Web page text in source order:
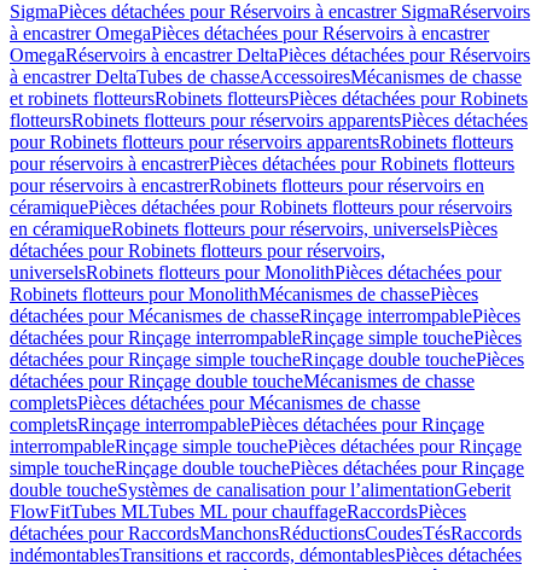
SigmaPièces détachées pour Réservoirs à encastrer SigmaRéservoirs
à encastrer OmegaPièces détachées pour Réservoirs à encastrer
OmegaRéservoirs à encastrer DeltaPièces détachées pour Réservoirs
à encastrer DeltaTubes de chasseAccessoiresMécanismes de chasse
et robinets flotteursRobinets flotteursPièces détachées pour Robinets
flotteursRobinets flotteurs pour réservoirs apparentsPièces détachées
pour Robinets flotteurs pour réservoirs apparentsRobinets flotteurs
pour réservoirs à encastrerPièces détachées pour Robinets flotteurs
pour réservoirs à encastrerRobinets flotteurs pour réservoirs en
céramiquePièces détachées pour Robinets flotteurs pour réservoirs
en céramiqueRobinets flotteurs pour réservoirs, universelsPièces
détachées pour Robinets flotteurs pour réservoirs,
universelsRobinets flotteurs pour MonolithPièces détachées pour
Robinets flotteurs pour MonolithMécanismes de chassePièces
détachées pour Mécanismes de chasseRinçage interrompablePièces
détachées pour Rinçage interrompableRinçage simple touchePièces
détachées pour Rinçage simple toucheRinçage double touchePièces
détachées pour Rinçage double toucheMécanismes de chasse
completsPièces détachées pour Mécanismes de chasse
completsRinçage interrompablePièces détachées pour Rinçage
interrompableRinçage simple touchePièces détachées pour Rinçage
simple toucheRinçage double touchePièces détachées pour Rinçage
double toucheSystèmes de canalisation pour l’alimentationGeberit
FlowFitTubes MLTubes ML pour chauffageRaccordsPièces
détachées pour RaccordsManchonsRéductionsCoudesTésRaccords
indémontablesTransitions et raccords, démontablesPièces détachées